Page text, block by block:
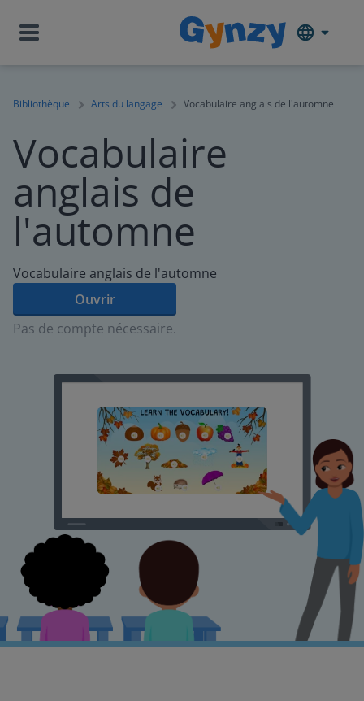
Bibliothèque Arts du langage Vocabulaire anglais de l'automne
Vocabulaire
anglais de
l'automne
Vocabulaire anglais de l'automne
Ouvrir
Pas de compte nécessaire.